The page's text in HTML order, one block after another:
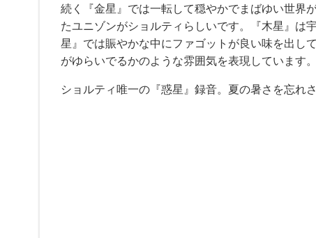
続く『金星』では一転して穏やかでまばゆい世界
たユニゾンがショルティらしいです。『木星』は
星』では賑やかな中にファゴットが良い味を出し
がゆらいでるかのような雰囲気を表現しています。
ショルティ唯一の『惑星』録音。夏の暑さを忘れ